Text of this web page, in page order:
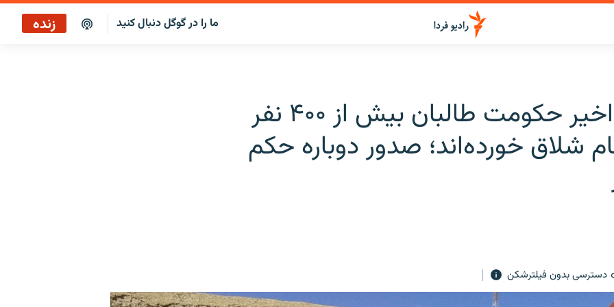
ما را در گوگل دنبال کنید زنده
در دوره اخیر حکومت طالبان بیش از ۴۰۰ نفر
شلاق خورده‌اند؛ صدور دوباره حکم
دسترسی بدون فیلترشکن